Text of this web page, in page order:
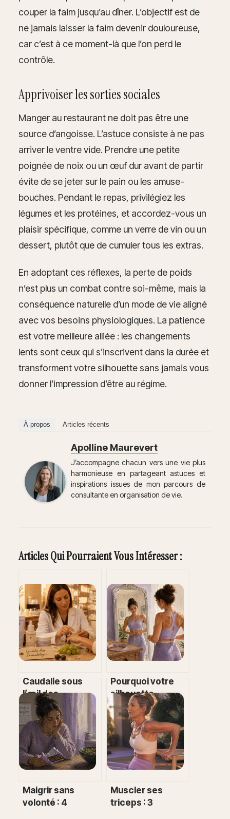
couper la faim jusqu’au dîner. L’objectif est de
ne jamais laisser la faim devenir douloureuse,
car c’est à ce moment-là que l’on perd le
contrôle.
Apprivoiser les sorties sociales
Manger au restaurant ne doit pas être une
source d’angoisse. L’astuce consiste à ne pas
arriver le ventre vide. Prendre une petite
poignée de noix ou un œuf dur avant de partir
évite de se jeter sur le pain ou les amuse-
bouches. Pendant le repas, privilégiez les
légumes et les protéines, et accordez-vous un
plaisir spécifique, comme un verre de vin ou un
dessert, plutôt que de cumuler tous les extras.
En adoptant ces réflexes, la perte de poids
n’est plus un combat contre soi-même, mais la
conséquence naturelle d’un mode de vie aligné
avec vos besoins physiologiques. La patience
est votre meilleure alliée : les changements
lents sont ceux qui s’inscrivent dans la durée et
transforment votre silhouette sans jamais vous
donner l’impression d’être au régime.
À propos Articles récents
Apolline Maurevert
J’accompagne chacun vers une vie plus
harmonieuse en partageant astuces et
inspirations issues de mon parcours de
consultante en organisation de vie.
Articles Qui Pourraient Vous Intéresser :
Caudalie sous
l’œil des
dermatologues :
efficacité réelle
ou simple
argument
marketing ?
Pourquoi votre
silhouette
s’affine alors que
la balance stagne
?
Maigrir sans
volonté : 4
Muscler ses
triceps : 3